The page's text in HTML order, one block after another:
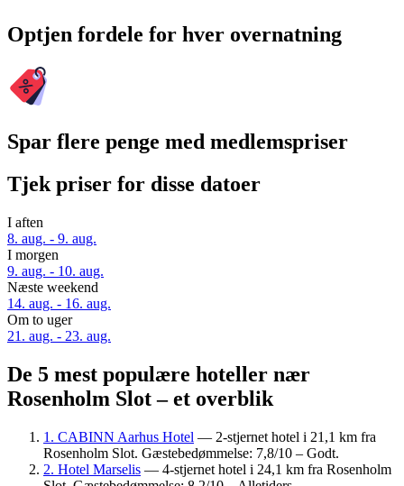
Optjen fordele for hver overnatning
Spar flere penge med medlemspriser
Tjek priser for disse datoer
I aften
8. aug. - 9. aug.
I morgen
9. aug. - 10. aug.
Næste weekend
14. aug. - 16. aug.
Om to uger
21. aug. - 23. aug.
De 5 mest populære hoteller nær
Rosenholm Slot – et overblik
1. CABINN Aarhus Hotel — 2-stjernet hotel i 21,1 km fra
Rosenholm Slot. Gæstebedømmelse: 7,8/10 – Godt.
2. Hotel Marselis — 4-stjernet hotel i 24,1 km fra Rosenholm